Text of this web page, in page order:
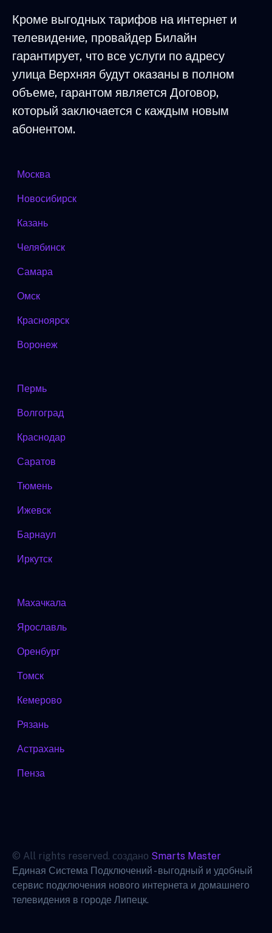
Кроме выгодных тарифов на интернет и
телевидение, провайдер Билайн
гарантирует, что все услуги по адресу
улица Верхняя будут оказаны в полном
объеме, гарантом является Договор,
который заключается с каждым новым
абонентом.
Москва
Новосибирск
Казань
Челябинск
Самара
Омск
Красноярск
Воронеж
Пермь
Волгоград
Краснодар
Саратов
Тюмень
Ижевск
Барнаул
Иркутск
Махачкала
Ярославль
Оренбург
Томск
Кемерово
Рязань
Астрахань
Пенза
© All rights reserved. создано Smarts Master
Единая Система Подключений - выгодный и удобный
сервис подключения нового интернета и домашнего
телевидения в городе Липецк.